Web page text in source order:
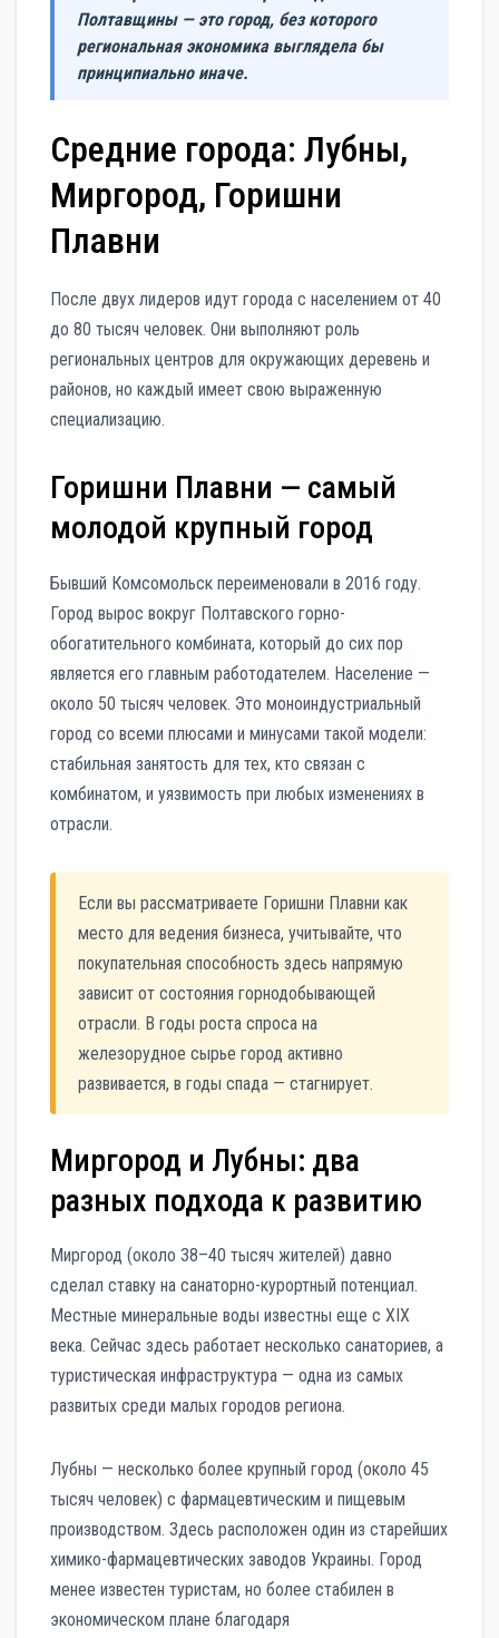
Полтавщины — это город, без которого
региональная экономика выглядела бы
принципиально иначе.
Средние города: Лубны,
Миргород, Горишни
Плавни
После двух лидеров идут города с населением от 40
до 80 тысяч человек. Они выполняют роль
региональных центров для окружающих деревень и
районов, но каждый имеет свою выраженную
специализацию.
Горишни Плавни — самый
молодой крупный город
Бывший Комсомольск переименовали в 2016 году.
Город вырос вокруг Полтавского горно-
обогатительного комбината, который до сих пор
является его главным работодателем. Население —
около 50 тысяч человек. Это моноиндустриальный
город со всеми плюсами и минусами такой модели:
стабильная занятость для тех, кто связан с
комбинатом, и уязвимость при любых изменениях в
отрасли.
Если вы рассматриваете Горишни Плавни как
место для ведения бизнеса, учитывайте, что
покупательная способность здесь напрямую
зависит от состояния горнодобывающей
отрасли. В годы роста спроса на
железорудное сырье город активно
развивается, в годы спада — стагнирует.
Миргород и Лубны: два
разных подхода к развитию
Миргород (около 38–40 тысяч жителей) давно
сделал ставку на санаторно-курортный потенциал.
Местные минеральные воды известны еще с XIX
века. Сейчас здесь работает несколько санаториев, а
туристическая инфраструктура — одна из самых
развитых среди малых городов региона.
Лубны — несколько более крупный город (около 45
тысяч человек) с фармацевтическим и пищевым
производством. Здесь расположен один из старейших
химико-фармацевтических заводов Украины. Город
менее известен туристам, но более стабилен в
экономическом плане благодаря